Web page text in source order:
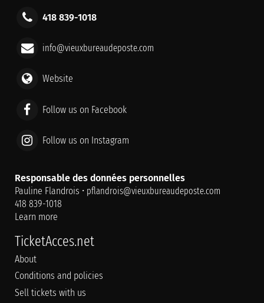
418 839-1018
info@vieuxbureaudeposte.com
Website
Follow us on Facebook
Follow us on Instagram
Responsable des données personnelles
Pauline Flandrois • pflandrois@vieuxbureaudeposte.com
418 839-1018
Learn more
TicketAcces.net
About
Conditions and policies
Sell tickets with us